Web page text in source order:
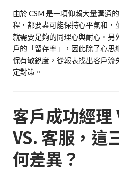
由於 CSM 是一項仰賴大量溝通
程，都要盡可能保持心平氣和，
就需要足夠的同理心與耐心。另
戶的「留存率」，因此除了心思
保有敏銳度，從報表找出客戶流
定對策。
客戶成功經理
VS. 客服，這
何差異？